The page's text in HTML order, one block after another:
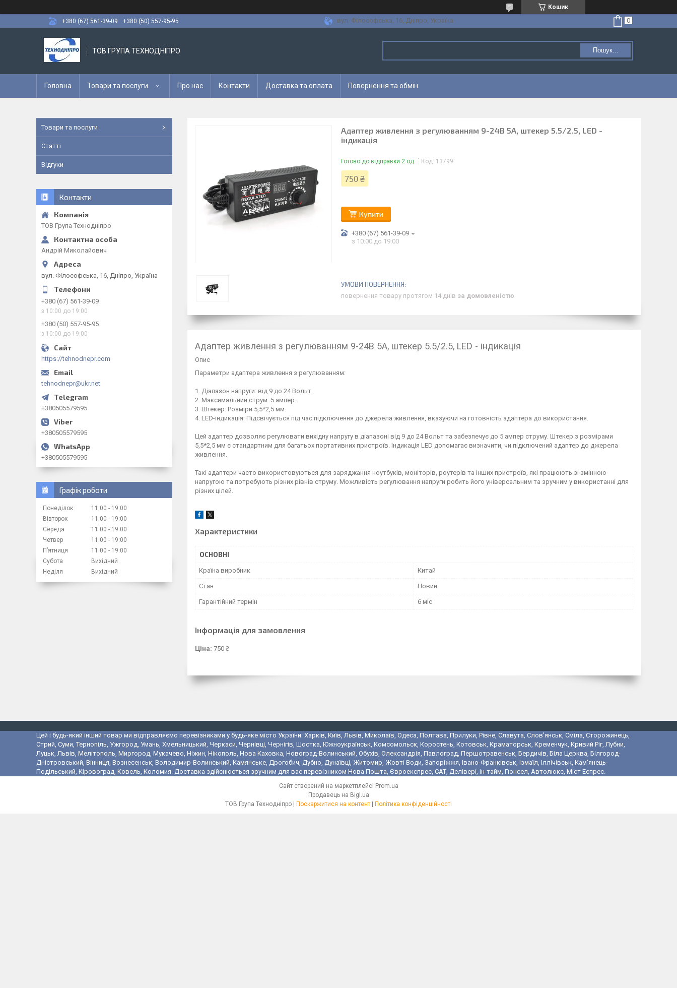
Кошик
+380 (67) 561-39-09
+380 (50) 557-95-95 вул. Філософська, 16, Дніпро, Україна
ТОВ ГРУПА ТЕХНОДНІПРО Пошук...
Головна Товари та послуги Про нас Контакти Доставка та оплата Повернення та обмін
Адаптер живлення з регулюванням 9-24В 5А, штекер 5.5/2.5, LED -
індикація
Готово до відправки 2 од. Код: 13799
750 ₴
Купити
+380 (67) 561-39-09
з 10:00 до 19:00
повернення товару протягом 14 днів за домовленістю
Адаптер живлення з регулюванням 9-24В 5А, штекер 5.5/2.5, LED - індикація
Опис
Параметри адаптера живлення з регулюванням:
1. Діапазон напруги: від 9 до 24 Вольт.
2. Максимальний струм: 5 ампер.
3. Штекер: Розміри 5,5*2,5 мм.
4. LED-індикація: Підсвічується під час підключення до джерела живлення, вказуючи на готовність адаптера до використання.
Цей адаптер дозволяє регулювати вихідну напругу в діапазоні від 9 до 24 Вольт та забезпечує до 5 ампер струму. Штекер з розмірами
5,5*2,5 мм є стандартним для багатьох портативних пристроїв. Індикація LED допомагає визначити, чи підключений адаптер до джерела
живлення.
Такі адаптери часто використовуються для заряджання ноутбуків, моніторів, роутерів та інших пристроїв, які працюють зі змінною
напругою та потребують різних рівнів струму. Можливість регулювання напруги робить його універсальним та зручним у використанні для
різних цілей.
Характеристики
ОСНОВНІ
Країна виробник Китай
Стан Новий
Гарантійний термін 6 міс
Інформація для замовлення
Ціна: 750 ₴
Товари та послуги
Статті
Відгуки
Контакти
ТОВ Група Технодніпро
Андрій Миколайович
вул. Філософська, 16, Дніпро, Україна
+380 (67) 561-39-09
з 10:00 до 19:00
+380 (50) 557-95-95
з 10:00 до 19:00
https://tehnodnepr.com
tehnodnepr@ukr.net
+380505579595
+380505579595
+380505579595
Графік роботи
Понеділок 11:00
19:00
Вівторок
11:00
19:00
Середа
11:00
19:00
Четвер
11:00
19:00
Пʼятниця
11:00
19:00
Субота
Вихідний
Неділя
Вихідний
Цей і будь-який інший товар ми відправляємо перевізниками у будь-яке місто України: Харків, Київ, Львів, Миколаїв, Одеса, Полтава, Прилуки, Рівне, Славута, Слов'янськ, Сміла, Сторожинець,
Стрий, Суми, Тернопіль, Ужгород, Умань, Хмельницький, Черкаси, Чернівці, Чернігів, Шостка, Южноукраїнськ, Комсомольск, Коростень, Котовськ, Краматорськ, Кременчук, Кривий Ріг, Лубни,
Луцьк, Львів, Мелітополь, Миргород, Мукачево, Ніжин, Нікополь, Нова Каховка, Новоград-Волинський, Обухів, Олександрія, Павлоград, Першотравенськ, Бердичів, Біла Церква, Білгород-
Дністровський, Вінниця, Вознесенськ, Володимир-Волинський, Камянське, Дрогобич, Дубно, Дунаївці, Житомир, Жовті Води, Запоріжжя, Івано-Франківськ, Ізмаїл, Іллічівськ, Кам'янець-
Подільський, Кіровоград, Ковель, Коломия. Доставка здійснюється зручним для вас перевізником Нова Пошта, Євроекспрес, САТ, Делівері, Ін-тайм, Гюнсел, Автолюкс, Міст Еспрес.
Сайт створений на маркетплейсі Prom.ua
Продавець на Bigl.ua
ТОВ Група Технодніпро | Поскаржитися на контент | Політика конфіденційності